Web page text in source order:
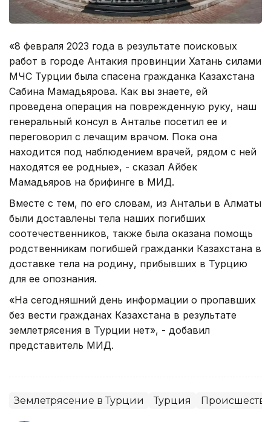
«8 февраля 2023 года в результате поисковых
работ в городе Антакия провинции Хатань силами
МЧС Турции была спасена гражданка Казахстана
Сабина Мамадьярова. Как вы знаете, ей
проведена операция на поврежденную руку, наш
генеральный консул в Анталье посетил ее и
переговорил с лечащим врачом. Пока она
находится под наблюдением врачей, рядом с ней
находятся ее родные», - сказал Айбек
Мамадьяров на брифинге в МИД.
Вместе с тем, по его словам, из Антальи в Алматы
были доставлены тела наших погибших
соотечественников, также была оказана помощь
родственникам погибшей гражданки Казахстана в
доставке тела на родину, прибывших в Турцию
для ее опознания.
«На сегодняшний день информации о пропавших
без вести гражданах Казахстана в результате
землетрясения в Турции нет», - добавил
представитель МИД.
Землетрясение в Турции Турция